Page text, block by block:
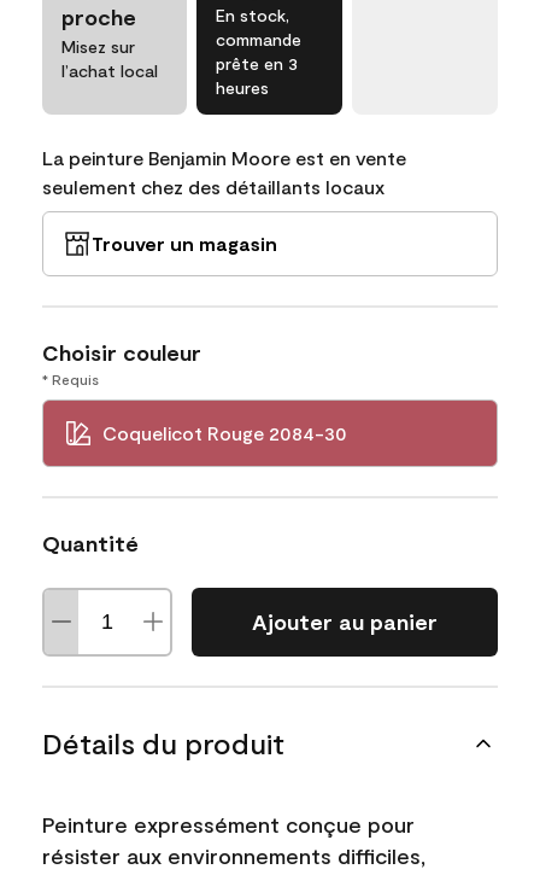
proche
Misez sur
l’achat local
En stock,
commande
prête en 3
heures
La peinture Benjamin Moore est en vente
seulement chez des détaillants locaux
Trouver un magasin
Choisir couleur
* Requis
Coquelicot Rouge 2084-30
Quantité
Ajouter au panier
Détails du produit
Peinture expressément conçue pour
résister aux environnements difficiles,